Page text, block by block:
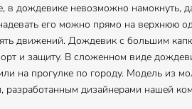
в дождевике невозможно намокнуть,
его можно прямо на верхнюю
движений. Дождевик с большим
и защиту. В сложенном виде
на прогулке по городу. Модель из
разработанным дизайнерами нашей